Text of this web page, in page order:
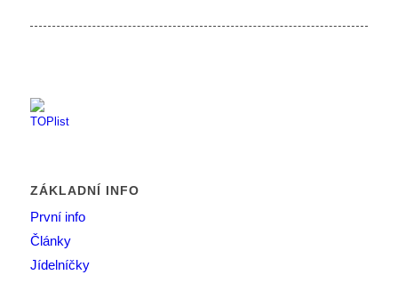
ZÁKLADNÍ INFO
První info
Články
Jídelníčky